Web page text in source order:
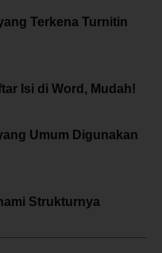
Terkena Turnitin
Isi di Word, Mudah!
Umum Digunakan
Strukturnya